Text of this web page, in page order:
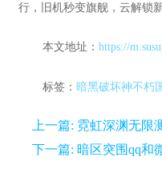
行，旧机秒变旗舰，云解锁
本文地址： https://
标签： 暗黑破坏神不朽
上一篇: 霓虹深渊无限
下一篇: 暗区突围qq和